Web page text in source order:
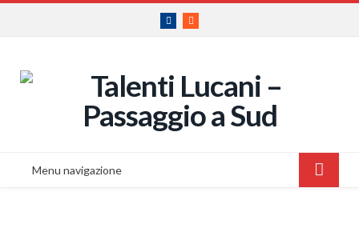
Facebook
RSS
Menu navigazione